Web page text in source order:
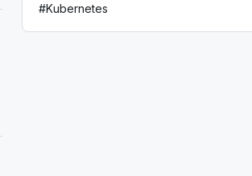
#Kubernetes